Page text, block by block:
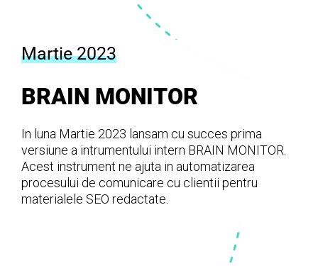
Martie 2023
BRAIN MONITOR
In luna Martie 2023 lansam cu succes prima
versiune a intrumentului intern BRAIN MONITOR.
Acest instrument ne ajuta in automatizarea
procesului de comunicare cu clientii pentru
materialele SEO redactate.